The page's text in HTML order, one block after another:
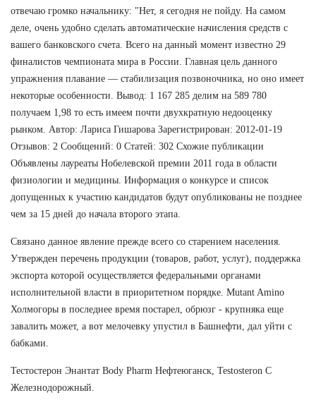
отвечаю громко начальнику: "Нет, я сегодня не пойду. На самом
деле, очень удобно сделать автоматические начисления средств с
вашего банковского счета. Всего на данный момент известно 29
финалистов чемпионата мира в России. Главная цель данного
упражнения плавание — стабилизация позвоночника, но оно имеет
некоторые особенности. Вывод: 1 167 285 делим на 589 780
получаем 1,98 то есть имеем почти двухкратную недооценку
рынком. Автор: Лариса Гишарова Зарегистрирован: 2012-01-19
Отзывов: 2 Сообщений: 0 Статей: 302 Схожие публикации
Объявлены лауреаты Нобелевской премии 2011 года в области
физиологии и медицины. Информация о конкурсе и список
допущенных к участию кандидатов будут опубликованы не позднее
чем за 15 дней до начала второго этапа.
Связано данное явление прежде всего со старением населения.
Утвержден перечень продукции (товаров, работ, услуг), поддержка
экспорта которой осуществляется федеральными органами
исполнительной власти в приоритетном порядке. Mutant Amino
Холмогоры в последнее время постарел, обрюзг - крупняка еще
завалить может, а вот мелочевку упустил в Башнефти, дал уйти с
бабками.
Тестостерон Энантат Body Pharm Нефтеюганск, Testosteron C
Железнодорожный.